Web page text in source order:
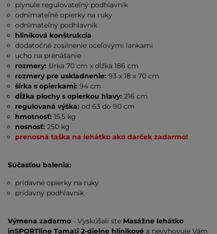
plynule regulovateľný podhlavník
odnímateľné opierky na ruky
odnímateľný podhlavník
hliníková konštrukcia
dodatočné zosilnenie oceľovými lankami
ucho na prenášanie
rozmery: šírka 70 cm x dĺžka 186 cm
rozmery pre uskladnenie: 93 x 18 x 70 cm
šírka s opierkami: 94 cm
dĺžka plochy s opierkou hlavy: 216 cm
regulovaná výška: od 63 do 90 cm
hmotnosť: 15,5 kg
nosnosť: 250 kg
prenosná taška na lehátko ako darček zadarmo!
Súčasťou balenia:
prídavné opierky na ruky
prídavný podhlavník
Výmena zadarmo - Vyskúšali ste Masážne lehátko
inSPORTline Tamati 2-dielne hlinikové a nevyhovuje Vám